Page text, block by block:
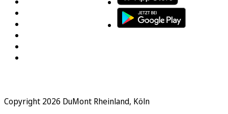
Copyright 2026 DuMont Rheinland, Köln